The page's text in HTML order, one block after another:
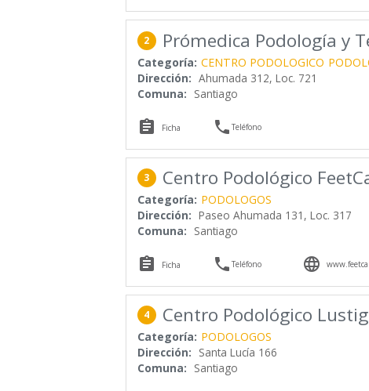
2 Prómedica Podología y
Categoría: CENTRO PODOLOGICO
Dirección: Ahumada 312, Loc. 721
Comuna: Santiago
 Ficha Teléfono
3 Centro Podológico
Categoría: PODOLOGOS
Dirección: Paseo Ahumada 131, Loc. 317
Comuna: Santiago
 Ficha Teléfono 
4 Centro Podológico
Categoría: PODOLOGOS
Dirección: Santa Lucía 166
Comuna: Santiago